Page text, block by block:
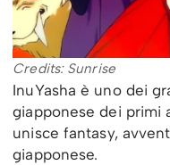
Credits: Sunrise
InuYasha è uno dei
giapponese dei primi
unisce fantasy,
giapponese.